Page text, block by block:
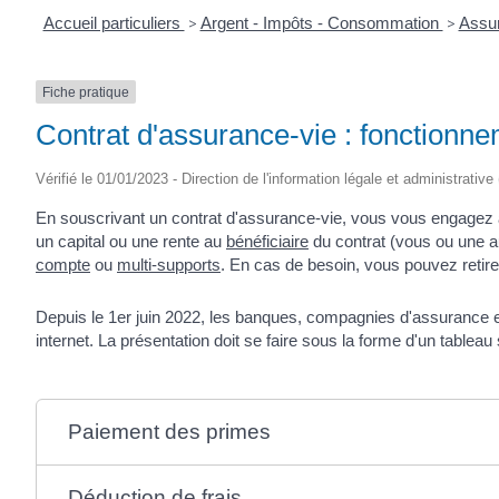
Accueil particuliers > Argent - Impôts - Consommation >
Fiche pratique
Contrat d'assurance-vie :
Vérifié le 01/01/2023 - Direction de l'information légale et administrative
En souscrivant un contrat d'assurance-vie, vous vous
un capital ou une rente au bénéficiaire du contrat (vous ou une
compte ou multi-supports. En cas de besoin, vous pouvez
Depuis le 1er juin 2022, les banques, compagnies
internet. La présentation doit se faire sous la forme d'un
Paiement des primes